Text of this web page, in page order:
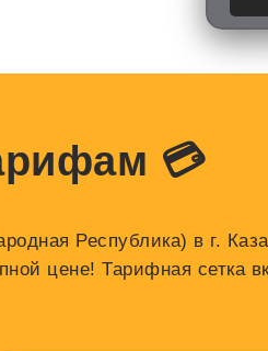
💳
Республика) в г.
цене! Тарифная сетка